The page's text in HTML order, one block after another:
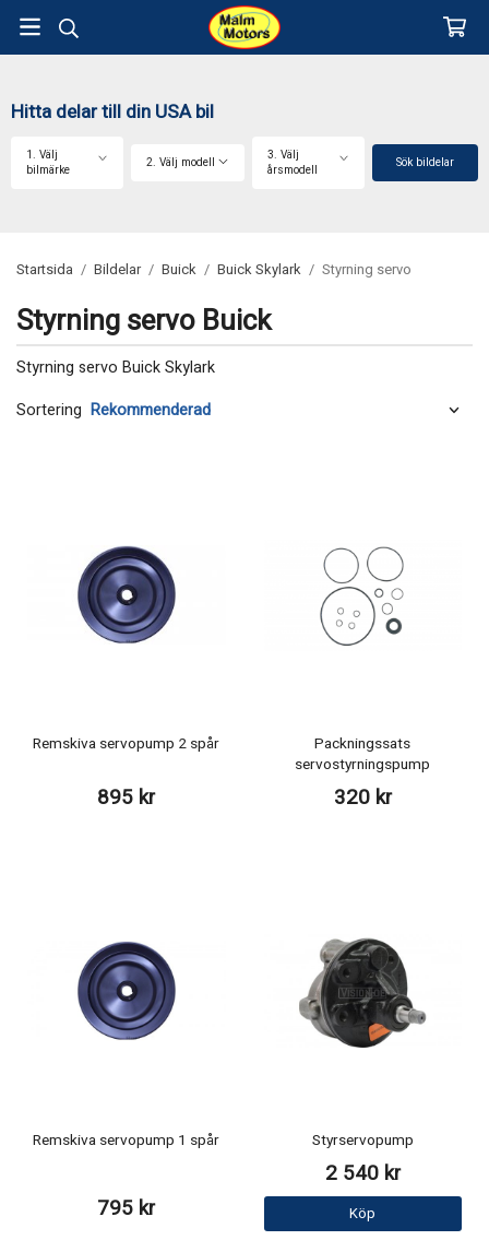
Hitta delar till din USA bil
1. Välj
bilmärke
2. Välj modell
3. Välj
årsmodell
Sök bildelar
Startsida / Bildelar / Buick / Buick Skylark / Styrning servo
Styrning servo Buick
Styrning servo Buick Skylark
Sortering
Remskiva servopump 2 spår
895 kr
Packningssats
servostyrningspump
320 kr
Remskiva servopump 1 spår
795 kr
Styrservopump
2 540 kr
Köp